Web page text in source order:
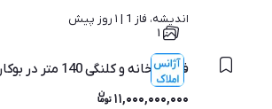
اندیشه، فاز 1 | ۱ روز پیش
۱
فروش خانه و کلنگی 140 متر در بوکان
۱۱,۰۰۰,۰۰۰,۰۰۰